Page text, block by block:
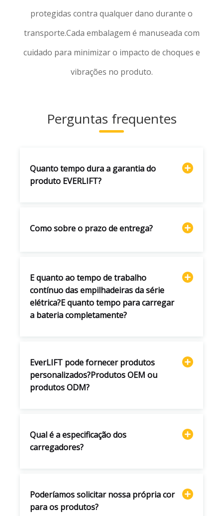
protegidas contra qualquer dano durante o
transporte.Cada embalagem é manuseada com
cuidado para minimizar o impacto de choques e
vibrações no produto.
Perguntas frequentes
Quanto tempo dura a garantia do
produto EVERLIFT?
Como sobre o prazo de entrega?
E quanto ao tempo de trabalho
contínuo das empilhadeiras da série
elétrica?E quanto tempo para carregar
a bateria completamente?
EverLIFT pode fornecer produtos
personalizados?Produtos OEM ou
produtos ODM?
Qual é a especificação dos
carregadores?
Poderíamos solicitar nossa própria cor
para os produtos?